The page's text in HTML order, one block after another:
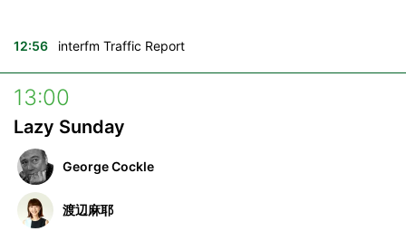
日曜日 10:55 / 15:55
構成：飯村聖美
興味のないことは一瞬で忘れるけれど、大好きな曲の情報
は何年 経っても覚えてる…！そんな生きる音楽辞典、
George Cockleが、日曜日のお昼にぴったりなグッドミュ
ージックをセレクト。素敵なミュージシャンや、海にまつ
わるゲストをお迎えすることも。
大好物は音楽、海、家族、友達、そしてリスナーのあなた
からのメッセージ。George&麻耶と一緒に LAZYな休日を
お楽しみ下さい♪
12:56 interfm Traffic Report
13:00
Lazy Sunday
George Cockle
渡辺麻耶